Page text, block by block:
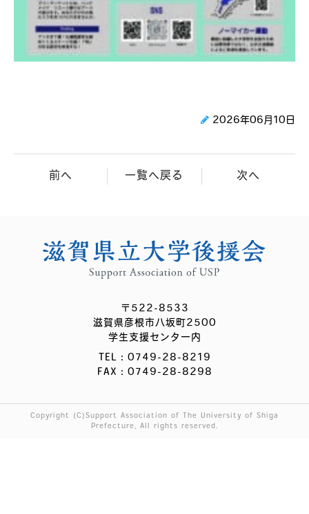
2026年06月10日
前へ 一覧へ戻る 次へ
〒522-8533
滋賀県彦根市八坂町2500
学生支援センター内
TEL：0749-28-8219
FAX：0749-28-8298
Copyright (C)Support Association of The University of Shiga
Prefecture, All rights reserved.